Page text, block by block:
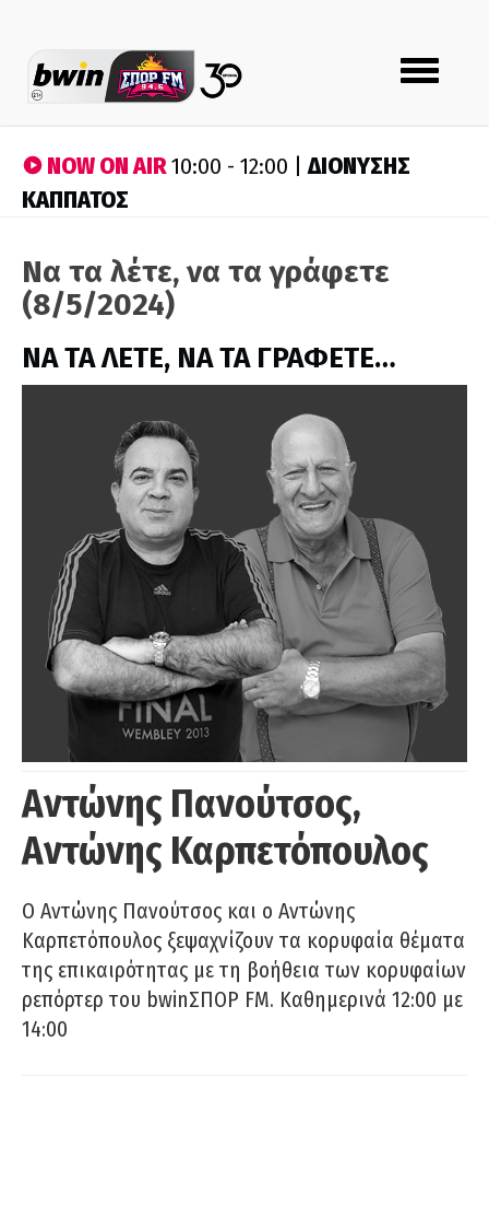
Toggle
navigation
NOW ON AIR10:00 - 12:00 |ΔΙΟΝΥΣΗΣ
ΚΑΠΠΑΤΟΣ
Να τα λέτε, να τα γράφετε
(8/5/2024)
ΝΑ ΤΑ ΛΕΤΕ, ΝΑ ΤΑ ΓΡΑΦΕΤΕ…
Αντώνης Πανούτσος,
Αντώνης Καρπετόπουλος
Ο Αντώνης Πανούτσος και ο Αντώνης
Καρπετόπουλος ξεψαχνίζουν τα κορυφαία θέματα
της επικαιρότητας με τη βοήθεια των κορυφαίων
ρεπόρτερ του bwinΣΠΟΡ FM. Καθημερινά 12:00 με
14:00